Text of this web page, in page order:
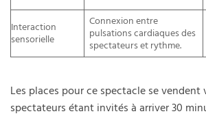
Interaction
sensorielle
Connexion entre
pulsations cardiaques des
spectateurs et rythme.
Les places pour ce spectacle se vendent
spectateurs étant invités à arriver 30